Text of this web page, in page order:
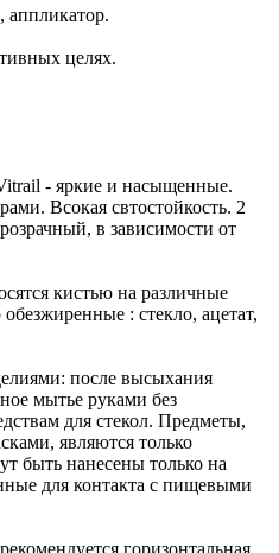
аппликатор.
целях.
- яркие и насыщенные.
Всокая свтостойкость. 2
в зависимости от
кистью на различные
: стекло, ацетат,
после высыхания
мытье руками без
для стекол. Предметы,
являются только
быть нанесены только на
для контакта с пищевыми